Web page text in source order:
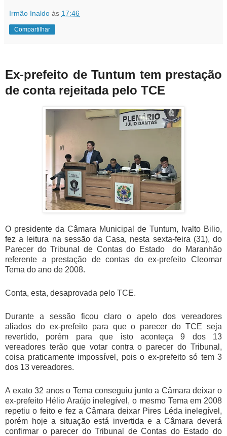
Irmão Inaldo às 17:46
Compartilhar
Ex-prefeito de Tuntum tem prestação
de conta rejeitada pelo TCE
O presidente da Câmara Municipal de Tuntum, Ivalto Bilio,
fez a leitura na sessão da Casa, nesta sexta-feira (31), do
Parecer do Tribunal de Contas do Estado do Maranhão
referente a prestação de contas do ex-prefeito Cleomar
Tema do ano de 2008.
Conta, esta, desaprovada pelo TCE.
Durante a sessão ficou claro o apelo dos vereadores
aliados do ex-prefeito para que o parecer do TCE seja
revertido, porém para que isto aconteça 9 dos 13
vereadores terão que votar contra o parecer do Tribunal,
coisa praticamente impossível, pois o ex-prefeito só tem 3
dos 13 vereadores.
A exato 32 anos o Tema conseguiu junto a Câmara deixar o
ex-prefeito Hélio Araújo inelegível, o mesmo Tema em 2008
repetiu o feito e fez a Câmara deixar Pires Léda inelegível,
porém hoje a situação está invertida e a Câmara deverá
confirmar o parecer do Tribunal de Contas do Estado do